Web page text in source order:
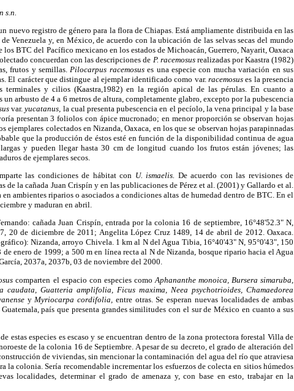
s.n.
nuevo registro de género para la flora de Chiapas. Está ampliamente distribuida en las
Venezuela y, en México, de acuerdo con la ubicación de las selvas secas del mundo
BTC del Pacífico mexicano en los estados de Michoacán, Guerrero, Nayarit, Oaxaca
concuerdan con las descripciones de P. racemosusrealizadas por Kaastra (1982)
frutos y semillas.Pilocarpus racemosuses una especie con mucha variación en sus
El carácter que distingue al ejemplar identificado como var.racemosus es la presencia
terminales y cilios (Kaastra,1982) en la región apical de las pérulas. En cuanto a
arbusto de 4 a 6 metros de altura, completamente glabro, excepto por la pubescencia
var.yucatanus, la cual presenta pubescencia en el pecíolo, la vena principal y la base
presentan 3 foliolos con ápice mucronado; en menor proporción se observan hojas
colectados en Nizanda, Oaxaca, en los que se observan hojas parapinnadas
que la producción de éstos esté en función de la disponibilidad continua de agua
y pueden llegar hasta 30 cm de longitud cuando los frutos están jóvenes; las
de ejemplares secos.
las condiciones de hábitat con U. ismaelis. De acuerdo con las revisiones de
de la cañada Juan Crispín y en las publicaciones de Pérez et al. (2001) y Gallardo et al.
ambientes riparios o asociados a condiciones altas de humedad dentro de BTC. En el
y maduran en abril.
cañada Juan Crispín, entrada por la colonia 16 de septiembre, 16°48'52.3" N,
20 de diciembre de 2011; Angelita López Cruz 1489, 14 de abril de 2012. Oaxaca.
Nizanda, arroyo Chivela. 1 km al N del Agua Tibia, 16°40'43" N, 95°0'43", 150
enero de 1999; a 500 m en línea recta al N de Nizanda, bosque ripario hacia el Agua
2037a, 2037b, 03 de noviembre del 2000.
comparten el espacio con especies como Aphananthe monoica, Bursera simaruba,
caudata, Guatteria amplifolia, Ficus maxima, Neea psychotrioides, Chamaedorea
y Myriocarpa cordifolia, entre otras. Se esperan nuevas localidades de ambas
país que presenta grandes similitudes con el sur de México en cuanto a sus
estas especies es escaso y se encuentran dentro de la zona protectora forestal Villa de
de la colonia 16 de Septiembre. A pesar de su decreto, el grado de alteración del
de viviendas, sin mencionar la contaminación del agua del río que atraviesa
la colonia. Sería recomendable incrementar los esfuerzos de colecta en sitios húmedos
localidades, determinar el grado de amenaza y, con base en esto, trabajar en la